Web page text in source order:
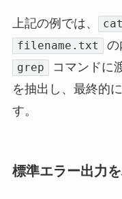
上記の例では、 cat
filename.txt の
grep コマンドに
を抽出し、最終的に
す。
標準エラー出力